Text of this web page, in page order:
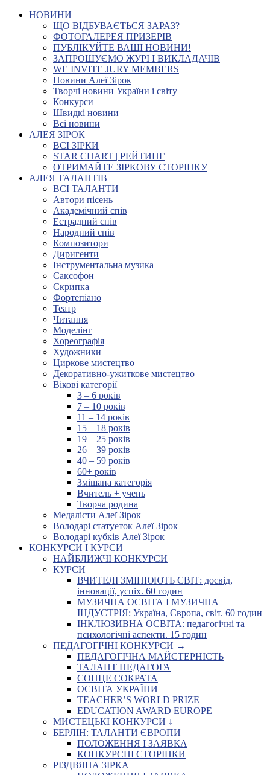
НОВИНИ
ЩО ВІДБУВАЄТЬСЯ ЗАРАЗ?
ФОТОГАЛЕРЕЯ ПРИЗЕРІВ
ПУБЛІКУЙТЕ ВАШІ НОВИНИ!
ЗАПРОШУЄМО ЖУРІ І ВИКЛАДАЧІВ
WE INVITE JURY MEMBERS
Новини Алеї Зірок
Творчі новини України і світу
Конкурси
Швидкі новини
Всі новини
АЛЕЯ ЗІРОК
ВСІ ЗІРКИ
STAR CHART | РЕЙТИНГ
ОТРИМАЙТЕ ЗІРКОВУ СТОРІНКУ
АЛЕЯ ТАЛАНТІВ
ВСІ ТАЛАНТИ
Автори пісень
Академічний спів
Естрадний спів
Народний спів
Композитори
Диригенти
Інструментальна музика
Саксофон
Скрипка
Фортепіано
Театр
Читання
Моделінг
Хореографія
Художники
Циркове мистецтво
Декоративно-ужиткове мистецтво
Вікові категорії
3 – 6 років
7 – 10 років
11 – 14 років
15 – 18 років
19 – 25 років
26 – 39 років
40 – 59 років
60+ років
Змішана категорія
Вчитель + учень
Творча родина
Медалісти Алеї Зірок
Володарі статуеток Алеї Зірок
Володарі кубків Алеї Зірок
КОНКУРСИ І КУРСИ
НАЙБЛИЖЧІ КОНКУРСИ
КУРСИ
ВЧИТЕЛІ ЗМІНЮЮТЬ СВІТ: досвід,
інновації, успіх. 60 годин
МУЗИЧНА ОСВІТА І МУЗИЧНА
ІНДУСТРІЯ: Україна, Європа, світ. 60 годин
ІНКЛЮЗИВНА ОСВІТА: педагогічні та
психологічні аспекти. 15 годин
ПЕДАГОГІЧНІ КОНКУРСИ →
ПЕДАГОГІЧНА МАЙСТЕРНІСТЬ
ТАЛАНТ ПЕДАГОГА
СОНЦЕ СОКРАТА
ОСВІТА УКРАЇНИ
TEACHER’S WORLD PRIZE
EDUCATION AWARD EUROPE
МИСТЕЦЬКІ КОНКУРСИ ↓
БЕРЛІН: ТАЛАНТИ ЄВРОПИ
ПОЛОЖЕННЯ І ЗАЯВКА
КОНКУРСНІ СТОРІНКИ
РІЗДВЯНА ЗІРКА